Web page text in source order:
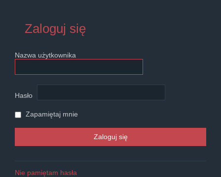
Zaloguj się
Nazwa użytkownika
Hasło
Zapamiętaj mnie
Nie pamiętam hasła